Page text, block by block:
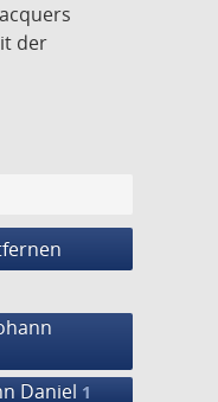
der
Daniel 1